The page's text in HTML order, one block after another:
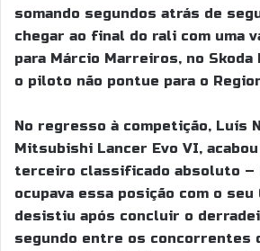
somando segundos atrás de
chegar ao final do rali com uma
para Márcio Marreiros, no Skoda
o piloto não pontue para o
No regresso à competição, Luís
Mitsubishi Lancer Evo VI,
terceiro classificado absoluto –
ocupava essa posição com o seu
desistiu após concluir o
segundo entre os concorrentes